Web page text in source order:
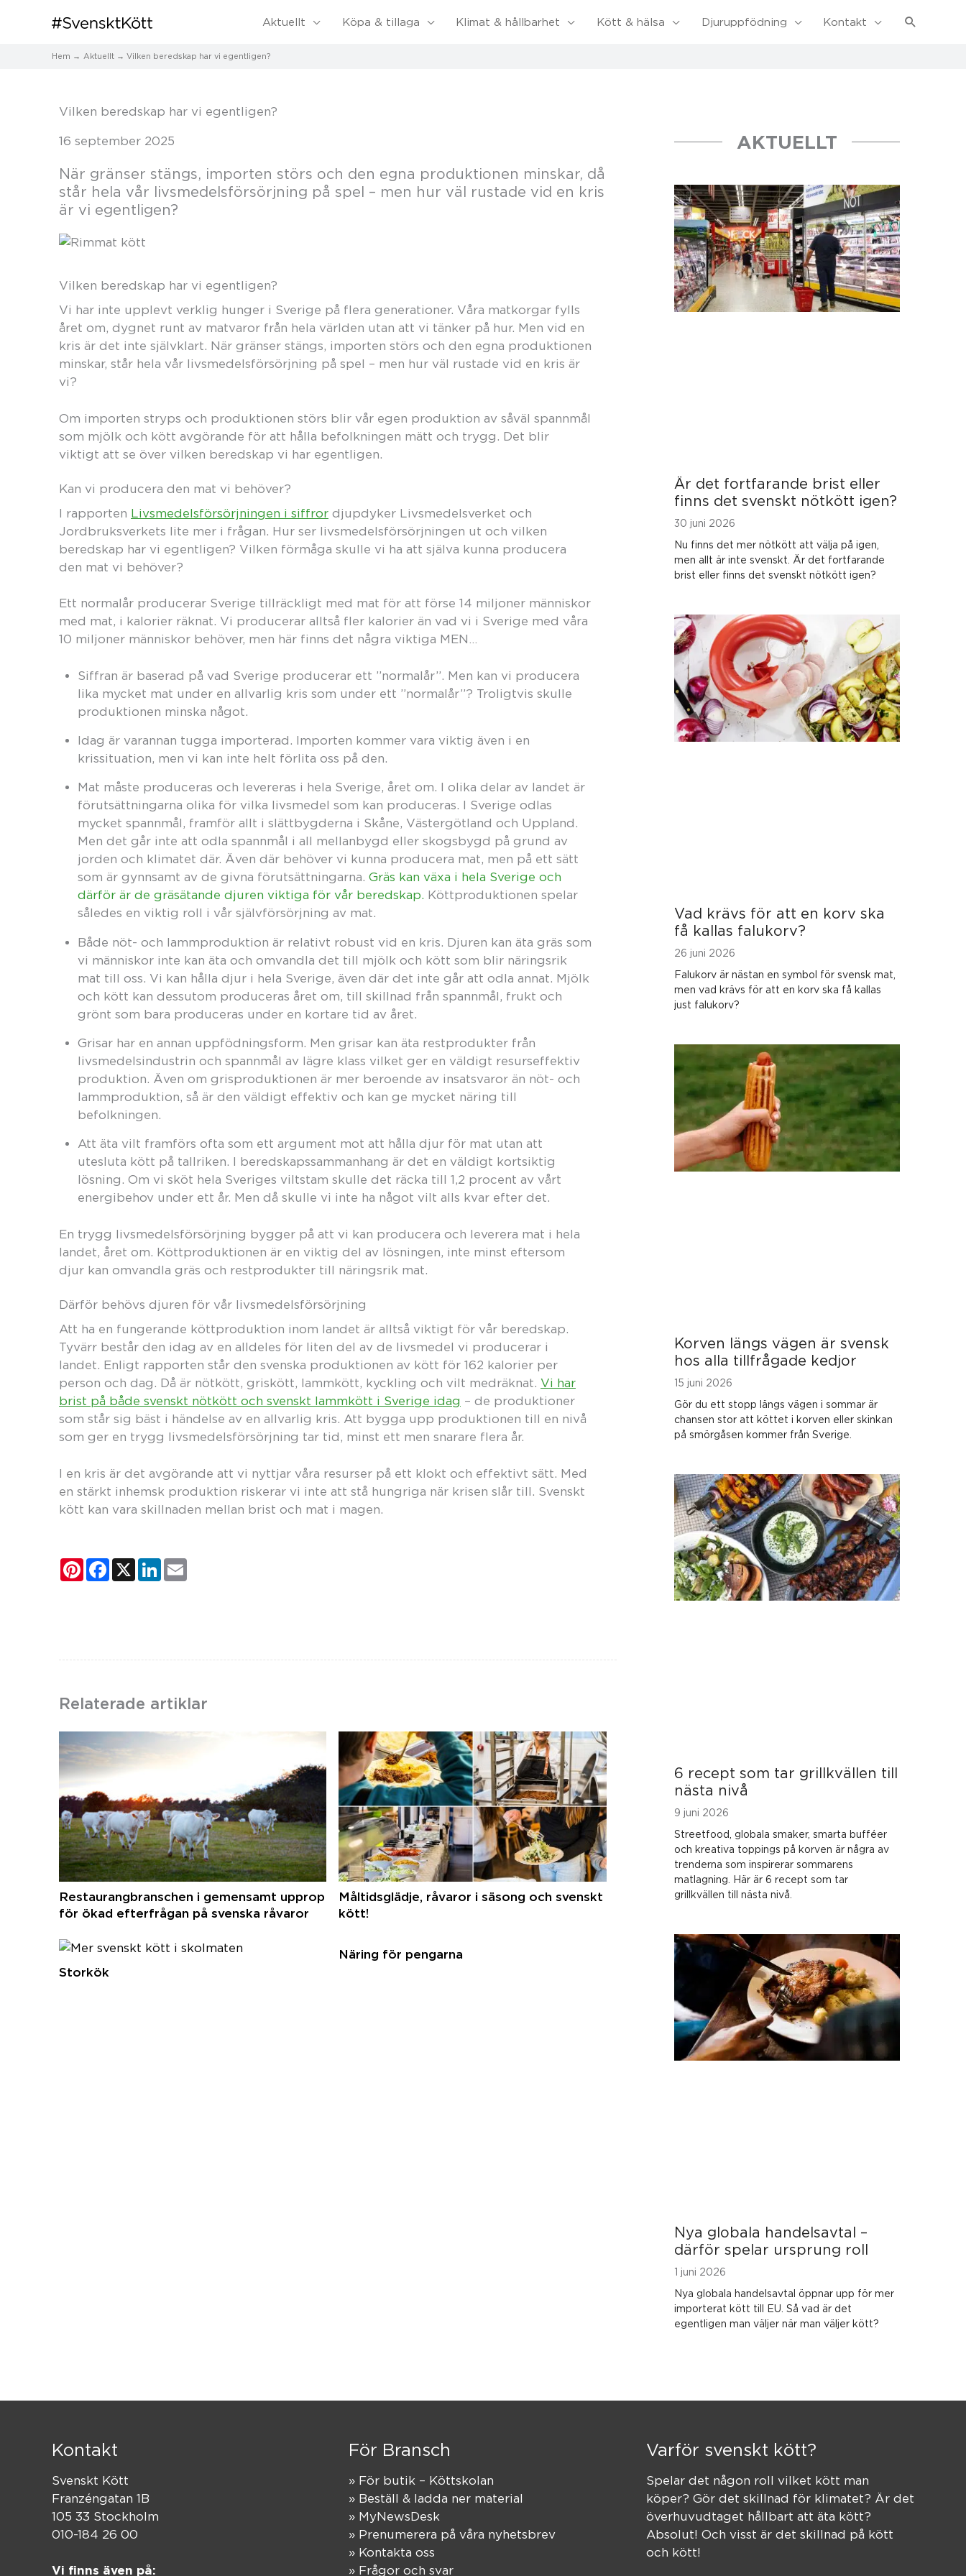
Aktuellt Köpa & tillaga Klimat & hållbarhet Kött & hälsa Djuruppfödning Kontakt Sök
Hem Aktuellt Vilken beredskap har vi egentligen?
Vilken beredskap har vi egentligen?
16 september 2025
När gränser stängs, importen störs och den egna produktionen minskar, då
står hela vår livsmedelsförsörjning på spel – men hur väl rustade vid en kris
är vi egentligen?
Vilken beredskap har vi egentligen?
Vi har inte upplevt verklig hunger i Sverige på flera generationer. Våra matkorgar fylls
året om, dygnet runt av matvaror från hela världen utan att vi tänker på hur. Men vid en
kris är det inte självklart. När gränser stängs, importen störs och den egna produktionen
minskar, står hela vår livsmedelsförsörjning på spel – men hur väl rustade vid en kris är
vi?
Om importen stryps och produktionen störs blir vår egen produktion av såväl spannmål
som mjölk och kött avgörande för att hålla befolkningen mätt och trygg. Det blir
viktigt att se över vilken beredskap vi har egentligen.
Kan vi producera den mat vi behöver?
I rapporten Livsmedelsförsörjningen i siffror djupdyker Livsmedelsverket och
Jordbruksverkets lite mer i frågan. Hur ser livsmedelsförsörjningen ut och vilken
beredskap har vi egentligen? Vilken förmåga skulle vi ha att själva kunna producera
den mat vi behöver?
Ett normalår producerar Sverige tillräckligt med mat för att förse 14 miljoner människor
med mat, i kalorier räknat. Vi producerar alltså fler kalorier än vad vi i Sverige med våra
10 miljoner människor behöver, men här finns det några viktiga MEN…
Siffran är baserad på vad Sverige producerar ett ”normalår”. Men kan vi producera
lika mycket mat under en allvarlig kris som under ett ”normalår”? Troligtvis skulle
produktionen minska något.
Idag är varannan tugga importerad. Importen kommer vara viktig även i en
krissituation, men vi kan inte helt förlita oss på den.
Mat måste produceras och levereras i hela Sverige, året om. I olika delar av landet är
förutsättningarna olika för vilka livsmedel som kan produceras. I Sverige odlas
mycket spannmål, framför allt i slättbygderna i Skåne, Västergötland och Uppland.
Men det går inte att odla spannmål i all mellanbygd eller skogsbygd på grund av
jorden och klimatet där. Även där behöver vi kunna producera mat, men på ett sätt
som är gynnsamt av de givna förutsättningarna. Gräs kan växa i hela Sverige och
därför är de gräsätande djuren viktiga för vår beredskap. Köttproduktionen spelar
således en viktig roll i vår självförsörjning av mat.
Både nöt- och lammproduktion är relativt robust vid en kris. Djuren kan äta gräs som
vi människor inte kan äta och omvandla det till mjölk och kött som blir näringsrik
mat till oss. Vi kan hålla djur i hela Sverige, även där det inte går att odla annat. Mjölk
och kött kan dessutom produceras året om, till skillnad från spannmål, frukt och
grönt som bara produceras under en kortare tid av året.
Grisar har en annan uppfödningsform. Men grisar kan äta restprodukter från
livsmedelsindustrin och spannmål av lägre klass vilket ger en väldigt resurseffektiv
produktion. Även om grisproduktionen är mer beroende av insatsvaror än nöt- och
lammproduktion, så är den väldigt effektiv och kan ge mycket näring till
befolkningen.
Att äta vilt framförs ofta som ett argument mot att hålla djur för mat utan att
utesluta kött på tallriken. I beredskapssammanhang är det en väldigt kortsiktig
lösning. Om vi sköt hela Sveriges viltstam skulle det räcka till 1,2 procent av vårt
energibehov under ett år. Men då skulle vi inte ha något vilt alls kvar efter det.
En trygg livsmedelsförsörjning bygger på att vi kan producera och leverera mat i hela
landet, året om. Köttproduktionen är en viktig del av lösningen, inte minst eftersom
djur kan omvandla gräs och restprodukter till näringsrik mat.
Därför behövs djuren för vår livsmedelsförsörjning
Att ha en fungerande köttproduktion inom landet är alltså viktigt för vår beredskap.
Tyvärr består den idag av en alldeles för liten del av de livsmedel vi producerar i
landet. Enligt rapporten står den svenska produktionen av kött för 162 kalorier per
person och dag. Då är nötkött, griskött, lammkött, kyckling och vilt medräknat. Vi har
brist på både svenskt nötkött och svenskt lammkött i Sverige idag – de produktioner
som står sig bäst i händelse av en allvarlig kris. Att bygga upp produktionen till en nivå
som ger en trygg livsmedelsförsörjning tar tid, minst ett men snarare flera år.
I en kris är det avgörande att vi nyttjar våra resurser på ett klokt och effektivt sätt. Med
en stärkt inhemsk produktion riskerar vi inte att stå hungriga när krisen slår till. Svenskt
kött kan vara skillnaden mellan brist och mat i magen.
PinterestFacebook
X LinkedIn
Relaterade artiklar
Restaurangbranschen i gemensamt upprop
för ökad efterfrågan på svenska råvaror
Måltidsglädje, råvaror i säsong och svenskt
kött!
Storkök
Näring för pengarna
AKTUELLT
Är det fortfarande brist eller
finns det svenskt nötkött igen?
30 juni 2026
Nu finns det mer nötkött att välja på igen,
men allt är inte svenskt. Är det fortfarande
brist eller finns det svenskt nötkött igen?
Vad krävs för att en korv ska
få kallas falukorv?
26 juni 2026
Falukorv är nästan en symbol för svensk mat,
men vad krävs för att en korv ska få kallas
just falukorv?
Korven längs vägen är svensk
hos alla tillfrågade kedjor
15 juni 2026
Gör du ett stopp längs vägen i sommar är
chansen stor att köttet i korven eller skinkan
på smörgåsen kommer från Sverige.
6 recept som tar grillkvällen till
nästa nivå
9 juni 2026
Streetfood, globala smaker, smarta bufféer
och kreativa toppings på korven är några av
trenderna som inspirerar sommarens
matlagning. Här är 6 recept som tar
grillkvällen till nästa nivå.
Nya globala handelsavtal –
därför spelar ursprung roll
1 juni 2026
Nya globala handelsavtal öppnar upp för mer
importerat kött till EU. Så vad är det
egentligen man väljer när man väljer kött?
Kontakt
Svenskt Kött
Franzéngatan 1B
105 33 Stockholm
010-184 26 00
Vi finns även på:
För Bransch
» För butik – Köttskolan
» Beställ & ladda ner material
» MyNewsDesk
» Prenumerera på våra nyhetsbrev
» Kontakta oss
» Frågor och svar
Varför svenskt kött?
Spelar det någon roll vilket kött man
köper? Gör det skillnad för klimatet? Är det
överhuvudtaget hållbart att äta kött?
Absolut! Och visst är det skillnad på kött
och kött!